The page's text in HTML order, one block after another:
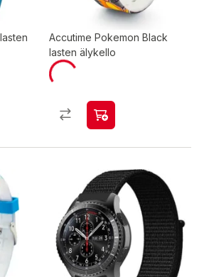
Accutime Pokemon Black
lasten älykello